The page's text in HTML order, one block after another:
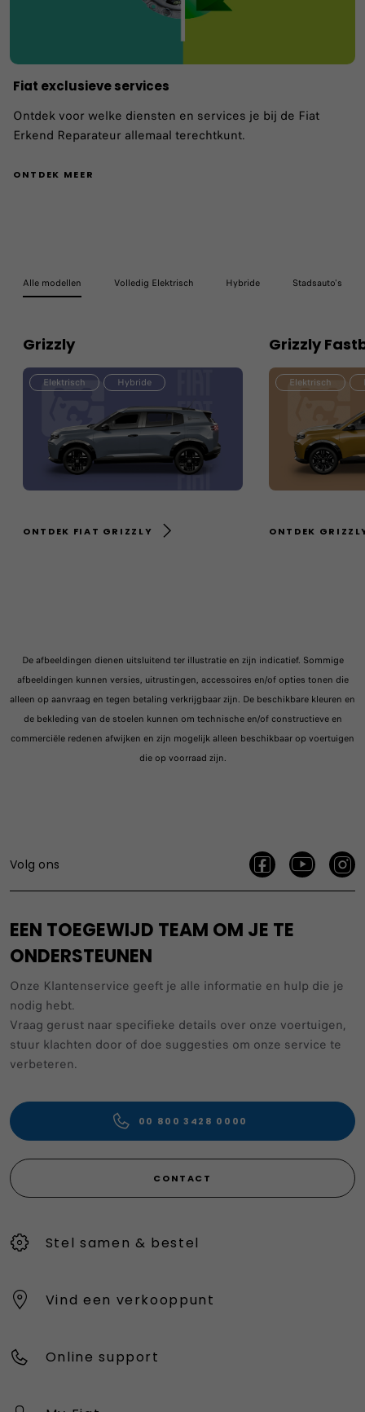
Fiat exclusieve services
Ontdek voor welke diensten en services je bij de Fiat
Erkend Reparateur allemaal terechtkunt.
ONTDEK MEER
Alle modellen Volledig Elektrisch Hybride Stadsauto's
Grizzly
Elektrisch Hybride
ONTDEK FIAT GRIZZLY
Grizzly
Elektrisch
ONTDEK
De afbeeldingen dienen uitsluitend ter illustratie en zijn indicatief. Sommige
afbeeldingen kunnen versies, uitrustingen, accessoires en/of opties tonen die
alleen op aanvraag en tegen betaling verkrijgbaar zijn. De beschikbare kleuren en
de bekleding van de stoelen kunnen om technische en/of constructieve en
commerciële redenen afwijken en zijn mogelijk alleen beschikbaar op voertuigen
die op voorraad zijn.
Volg ons
EEN TOEGEWIJD TEAM OM JE TE
ONDERSTEUNEN
Onze Klantenservice geeft je alle informatie en hulp die je
nodig hebt.
Vraag gerust naar specifieke details over onze voertuigen,
stuur klachten door of doe suggesties om onze service te
verbeteren.
00 800 3428 0000
CONTACT
Stel samen & bestel
Vind een verkooppunt
Online support